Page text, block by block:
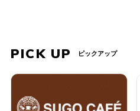
PICK UP ピックアップ
PREV